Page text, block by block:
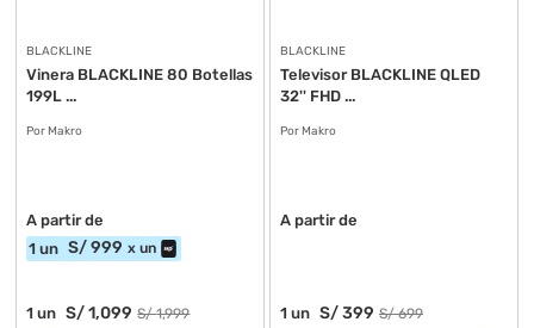
BLACKLINE
Vinera BLACKLINE 80 Botellas
199L ...
Por Makro
A partir de
1 un S/999 xun
1un S/1,099 S/1,999
BLACKLINE
Televisor BLACKLINE QLED
32'' FHD ...
Por Makro
A partir de
1 un S/399 S/699